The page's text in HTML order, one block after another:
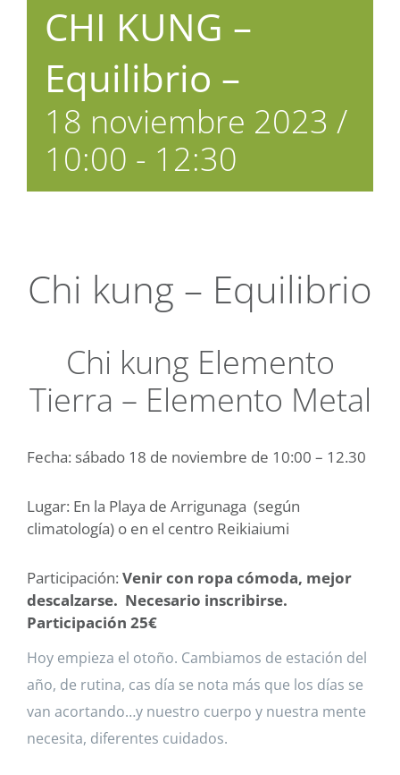
CHI KUNG –
Equilibrio –
18 noviembre 2023 /
10:00 - 12:30
Chi kung – Equilibrio
Chi kung Elemento
Tierra – Elemento Metal
Fecha: sábado 18 de noviembre de 10:00 – 12.30
Lugar: En la Playa de Arrigunaga (según
climatología) o en el centro Reikiaiumi
Participación: Venir con ropa cómoda, mejor
descalzarse. Necesario inscribirse.
Participación 25€
Hoy empieza el otoño. Cambiamos de estación del
año, de rutina, cas día se nota más que los días se
van acortando…y nuestro cuerpo y nuestra mente
necesita, diferentes cuidados.